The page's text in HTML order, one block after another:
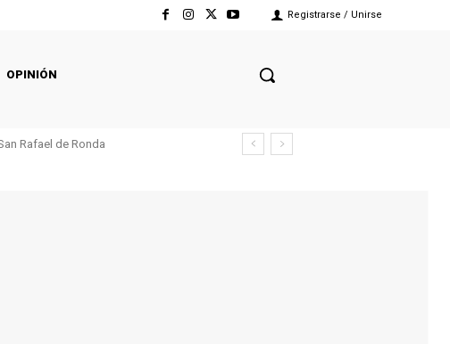
Registrarse / Unirse
OPINIÓN
Rafael de Ronda